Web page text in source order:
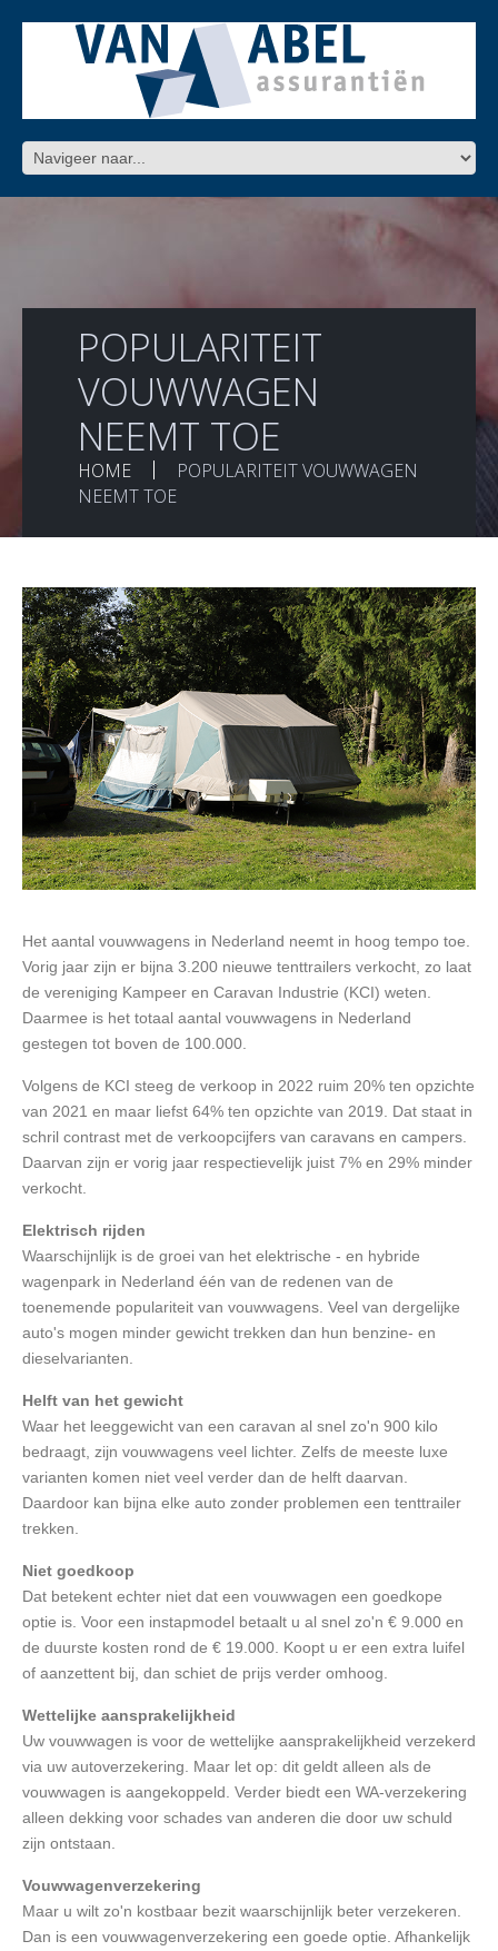
POPULARITEIT
VOUWWAGEN
NEEMT TOE
HOME
POPULARITEIT VOUWWAGEN
NEEMT TOE
Het aantal vouwwagens in Nederland neemt in hoog tempo toe.
Vorig jaar zijn er bijna 3.200 nieuwe tenttrailers verkocht, zo laat
de vereniging Kampeer en Caravan Industrie (KCI) weten.
Daarmee is het totaal aantal vouwwagens in Nederland
gestegen tot boven de 100.000.
Volgens de KCI steeg de verkoop in 2022 ruim 20% ten opzichte
van 2021 en maar liefst 64% ten opzichte van 2019. Dat staat in
schril contrast met de verkoopcijfers van caravans en campers.
Daarvan zijn er vorig jaar respectievelijk juist 7% en 29% minder
verkocht.
Elektrisch rijden
Waarschijnlijk is de groei van het elektrische - en hybride
wagenpark in Nederland één van de redenen van de
toenemende populariteit van vouwwagens. Veel van dergelijke
auto's mogen minder gewicht trekken dan hun benzine- en
dieselvarianten.
Helft van het gewicht
Waar het leeggewicht van een caravan al snel zo'n 900 kilo
bedraagt, zijn vouwwagens veel lichter. Zelfs de meeste luxe
varianten komen niet veel verder dan de helft daarvan.
Daardoor kan bijna elke auto zonder problemen een tenttrailer
trekken.
Niet goedkoop
Dat betekent echter niet dat een vouwwagen een goedkope
optie is. Voor een instapmodel betaalt u al snel zo'n € 9.000 en
de duurste kosten rond de € 19.000. Koopt u er een extra luifel
of aanzettent bij, dan schiet de prijs verder omhoog.
Wettelijke aansprakelijkheid
Uw vouwwagen is voor de wettelijke aansprakelijkheid verzekerd
via uw autoverzekering. Maar let op: dit geldt alleen als de
vouwwagen is aangekoppeld. Verder biedt een WA-verzekering
alleen dekking voor schades van anderen die door uw schuld
zijn ontstaan.
Vouwwagenverzekering
Maar u wilt zo'n kostbaar bezit waarschijnlijk beter verzekeren.
Dan is een vouwwagenverzekering een goede optie. Afhankelijk